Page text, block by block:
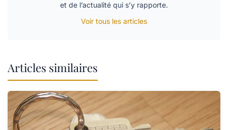
et de l’actualité qui s’y rapporte.
Voir tous les articles
Articles similaires